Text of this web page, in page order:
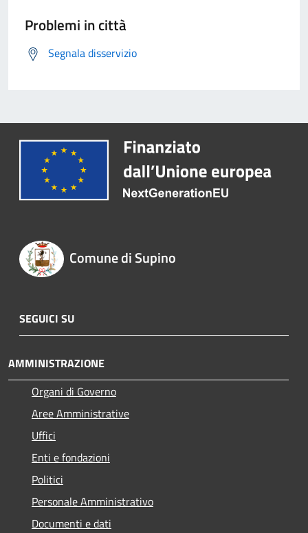
Problemi in città
Segnala disservizio
Comune di Supino
SEGUICI SU
AMMINISTRAZIONE
Organi di Governo
Aree Amministrative
Uffici
Enti e fondazioni
Politici
Personale Amministrativo
Documenti e dati